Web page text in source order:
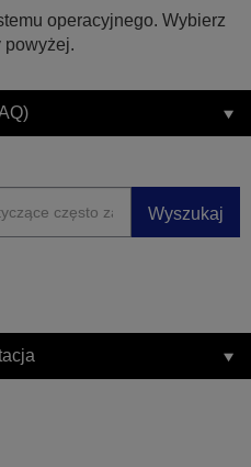
operacyjnego. Wybierz
powyżej.
Wyszukaj